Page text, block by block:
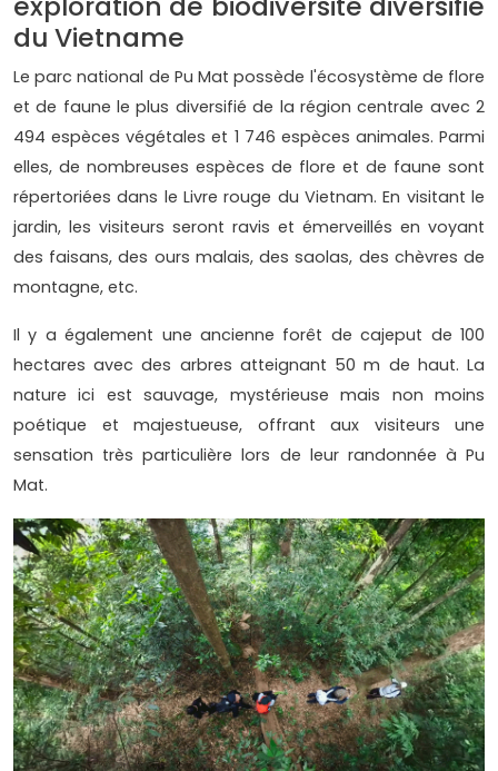
du Vietname
Le parc national de Pu Mat possède l'écosystème de flore
et de faune le plus diversifié de la région centrale avec 2
494 espèces végétales et 1 746 espèces animales. Parmi
elles, de nombreuses espèces de flore et de faune sont
répertoriées dans le Livre rouge du Vietnam. En visitant le
jardin, les visiteurs seront ravis et émerveillés en voyant
des faisans, des ours malais, des saolas, des chèvres de
montagne, etc.
Il y a également une ancienne forêt de cajeput de 100
hectares avec des arbres atteignant 50 m de haut. La
nature ici est sauvage, mystérieuse mais non moins
poétique et majestueuse, offrant aux visiteurs une
sensation très particulière lors de leur randonnée à Pu
Mat.